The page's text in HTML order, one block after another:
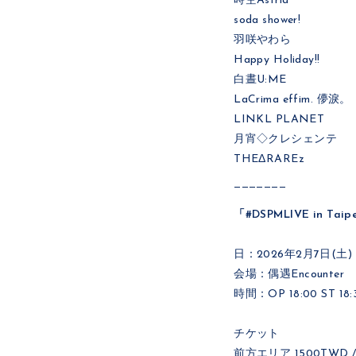
soda shower!
羽咲やわら
Happy Holiday!!
白晝U:ME
LaCrima effim. 儚淚。
LINKL PLANET
月宵◇クレシェンテ
THEΔRAREz
———————
「#DSPMLIVE in
日：2026年2月7日(土)
会場：偶遇Encounter
時間：OP 18:00 ST
チケット